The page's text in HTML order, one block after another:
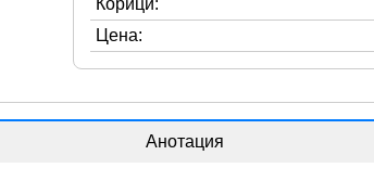
Цена:
Анотация